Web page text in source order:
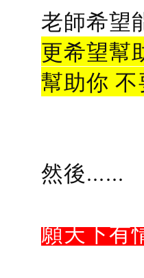
老師希望
更希望幫
幫助你
然後......
願天下有